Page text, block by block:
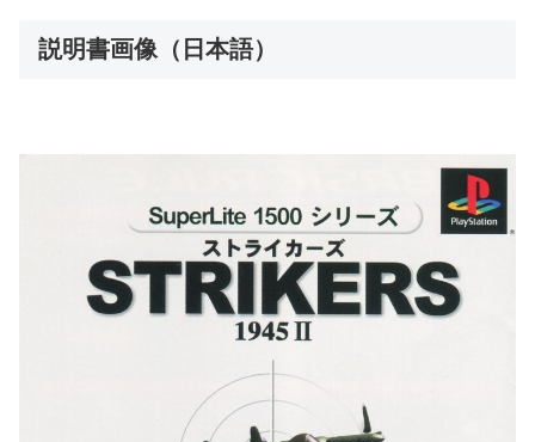
説明書画像（日本語）